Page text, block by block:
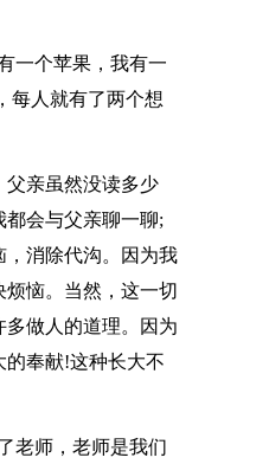
一个苹果，我有一
每人就有了两个想
亲虽然没读多少
会与父亲聊一聊;
，消除代沟。因为我
恼。当然，这一切
做人的道理。因为
奉献!这种长大不
老师，老师是我们